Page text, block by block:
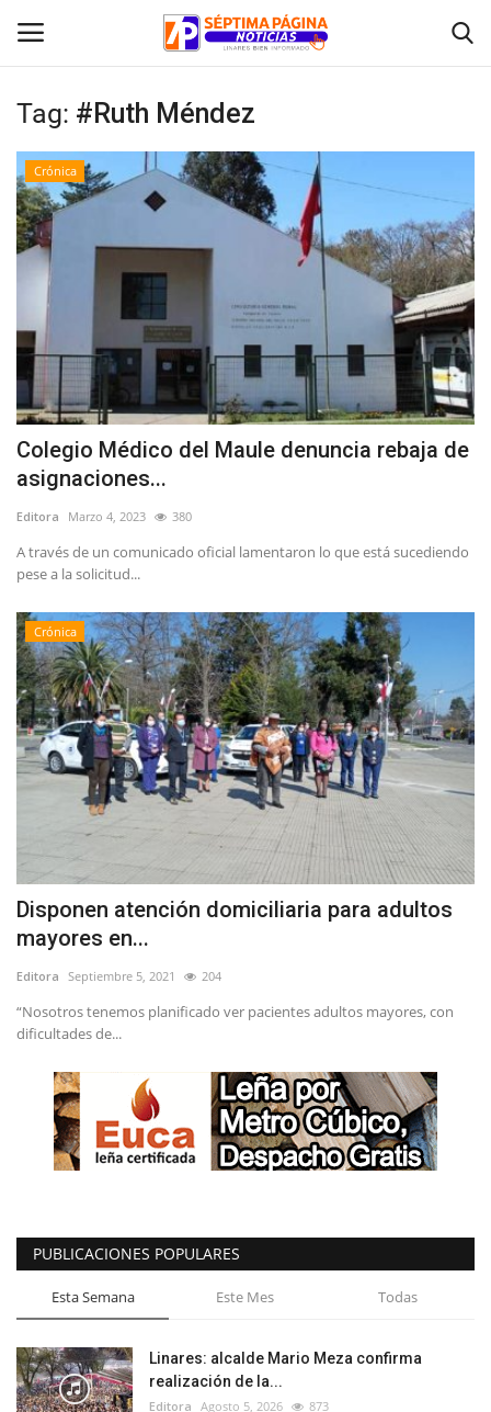
Inicio
Crónica
Policial
Tribunales
Deporte
Política
Espectáculos
Tag: #Ruth Méndez
Crónica
Colegio Médico del Maule denuncia rebaja de
asignaciones...
Editora Marzo 4, 2023 380
A través de un comunicado oficial lamentaron lo que está sucediendo
pese a la solicitud...
Crónica
Disponen atención domiciliaria para adultos
mayores en...
Editora Septiembre 5, 2021 204
“Nosotros tenemos planificado ver pacientes adultos mayores, con
dificultades de...
PUBLICACIONES POPULARES
Esta Semana Este Mes Todas
Linares: alcalde Mario Meza confirma
realización de la...
Editora Agosto 5, 2026 873